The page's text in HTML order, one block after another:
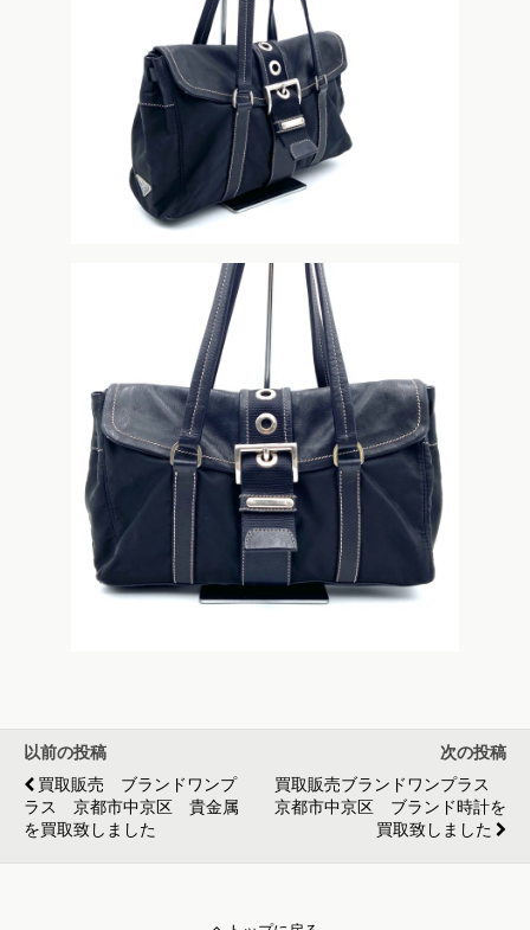
以前の投稿
買取販売 ブランドワンプ
ラス 京都市中京区 貴金属
を買取致しました
次の投稿
買取販売ブランドワンプラス
京都市中京区 ブランド時計を
買取致しました